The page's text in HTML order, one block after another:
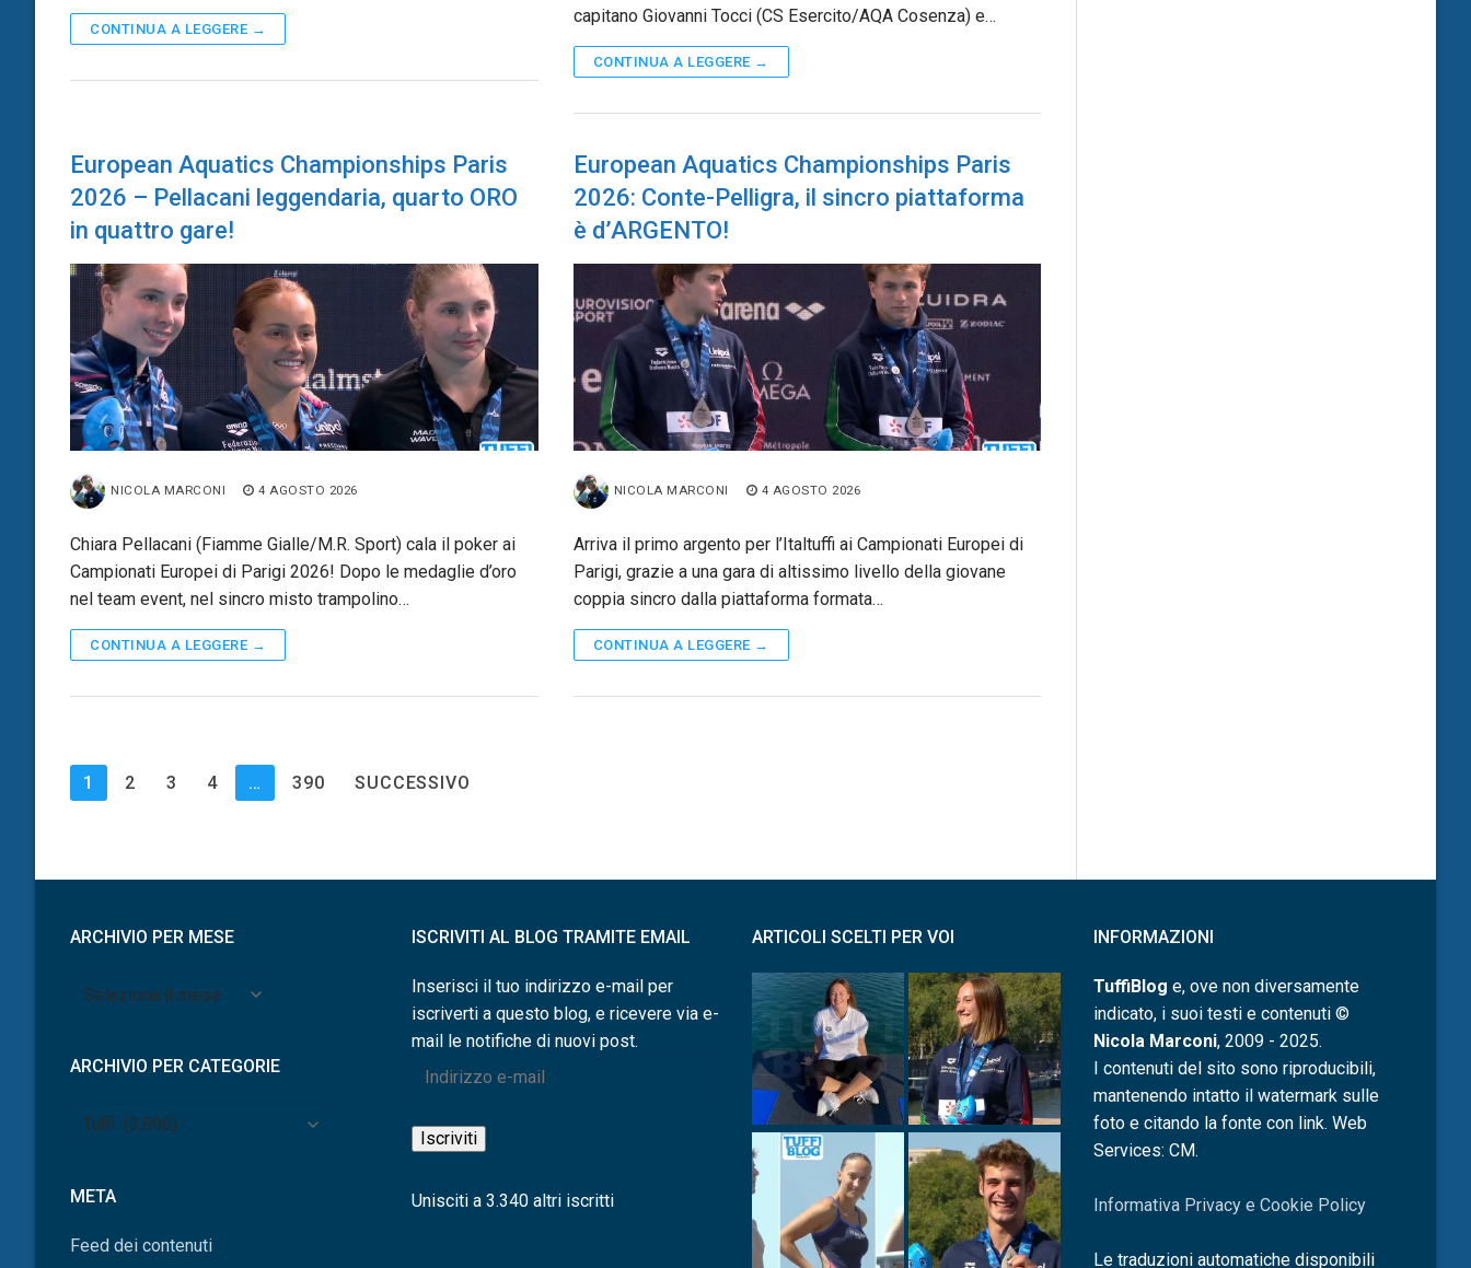
CONTINUA A LEGGERE →
capitano Giovanni Tocci (CS Esercito/AQA Cosenza) e…
CONTINUA A LEGGERE →
European Aquatics Championships Paris
2026 – Pellacani leggendaria, quarto ORO
in quattro gare!
NICOLA MARCONI 4 AGOSTO 2026
Chiara Pellacani (Fiamme Gialle/M.R. Sport) cala il poker ai
Campionati Europei di Parigi 2026! Dopo le medaglie d’oro
nel team event, nel sincro misto trampolino…
CONTINUA A LEGGERE →
European Aquatics Championships Paris
2026: Conte-Pelligra, il sincro piattaforma
è d’ARGENTO!
NICOLA MARCONI 4 AGOSTO 2026
Arriva il primo argento per l’Italtuffi ai Campionati Europei di
Parigi, grazie a una gara di altissimo livello della giovane
coppia sincro dalla piattaforma formata…
CONTINUA A LEGGERE →
Paginazione
1 2 3 4 … 390 SUCCESSIVO
ARCHIVIO PER MESE
Archivio
ARCHIVIO PER CATEGORIE
Archivio
META
Feed dei contenuti
ISCRIVITI AL BLOG TRAMITE EMAIL
Inserisci il tuo indirizzo e-mail per
iscriverti a questo blog, e ricevere via e-
mail le notifiche di nuovi post.
Indirizzo
mail
Iscriviti
Unisciti a 3.340 altri iscritti
ARTICOLI SCELTI PER VOI INFORMAZIONI
TuffiBlog e, ove non diversamente
indicato, i suoi testi e contenuti ©
Nicola Marconi, 2009 - 2025.
I contenuti del sito sono riproducibili,
mantenendo intatto il watermark sulle
foto e citando la fonte con link. Web
Services: CM.
Informativa Privacy e Cookie Policy
Le traduzioni automatiche disponibili